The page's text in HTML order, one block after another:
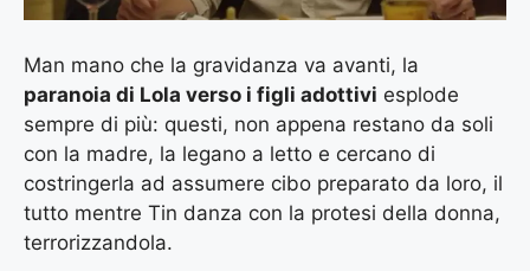
Man mano che la gravidanza va avanti, la
paranoia di Lola verso i figli adottivi esplode
sempre di più: questi, non appena restano da soli
con la madre, la legano a letto e cercano di
costringerla ad assumere cibo preparato da loro, il
tutto mentre Tin danza con la protesi della donna,
terrorizzandola.